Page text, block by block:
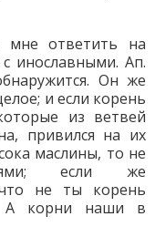
мне ответить на
инославными. Ап.
Он же
и если корень
из ветвей
привился на их
маслины, то не
если же
не ты корень
А корни наши в